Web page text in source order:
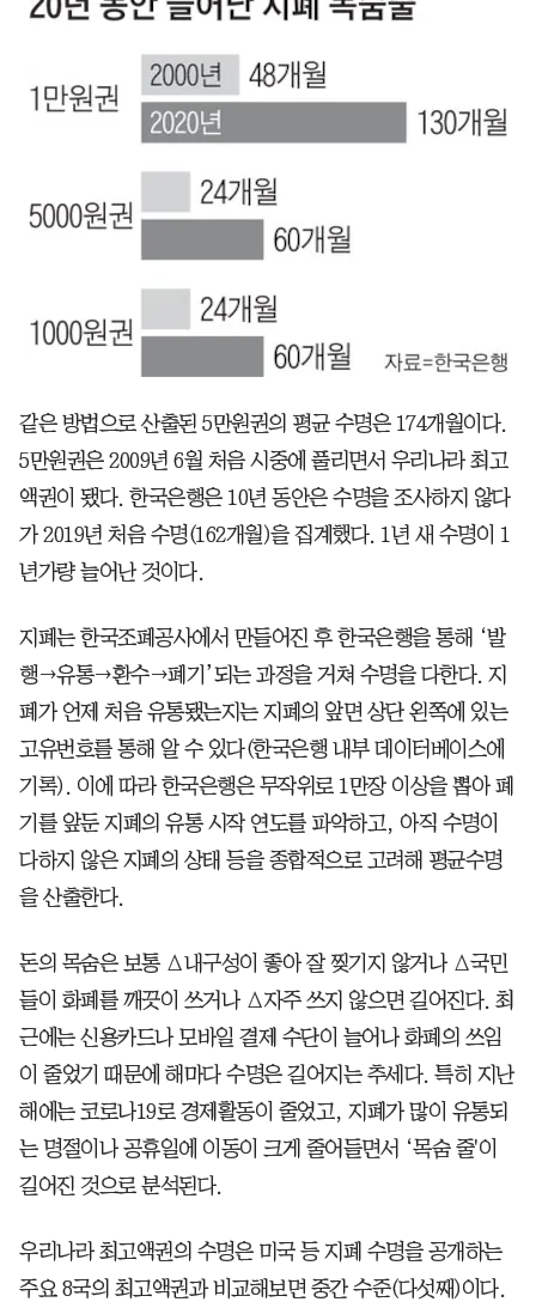
같은 방법으로 산출된 5만원권의 평균 수명은 174개월이다.
5만원권은 2009년 6월 처음 시중에 풀리면서 우리나라 최고
액권이 됐다. 한국은행은 10년 동안은 수명을 조사하지 않다
가 2019년 처음 수명(162개월)을 집계했다. 1년 새 수명이 1
년가량 늘어난 것이다.
지폐는 한국조폐공사에서 만들어진 후 한국은행을 통해 ‘발
행→유통→환수→폐기’되는 과정을 거쳐 수명을 다한다. 지
폐가 언제 처음 유통됐는지는 지폐의 앞면 상단 왼쪽에 있는
고유번호를 통해 알 수 있다(한국은행 내부 데이터베이스에
기록). 이에 따라 한국은행은 무작위로 1만장 이상을 뽑아 폐
기를 앞둔 지폐의 유통 시작 연도를 파악하고, 아직 수명이
다하지 않은 지폐의 상태 등을 종합적으로 고려해 평균수명
을 산출한다.
돈의 목숨은 보통 Δ내구성이 좋아 잘 찢기지 않거나 Δ국민
들이 화폐를 깨끗이 쓰거나 Δ자주 쓰지 않으면 길어진다. 최
근에는 신용카드나 모바일 결제 수단이 늘어나 화폐의 쓰임
이 줄었기 때문에 해마다 수명은 길어지는 추세다. 특히 지난
해에는 코로나19로 경제활동이 줄었고, 지폐가 많이 유통되
는 명절이나 공휴일에 이동이 크게 줄어들면서 ‘목숨 줄'이
길어진 것으로 분석된다.
우리나라 최고액권의 수명은 미국 등 지폐 수명을 공개하는
주요 8국의 최고액권과 비교해보면 중간 수준(다섯째)이다.